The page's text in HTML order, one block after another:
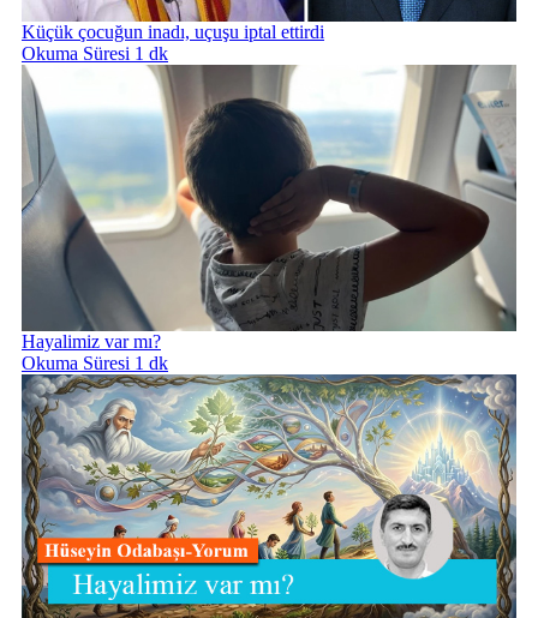
Küçük çocuğun inadı, uçuşu iptal ettirdi
Okuma Süresi 1 dk
Hayalimiz var mı?
Okuma Süresi 1 dk